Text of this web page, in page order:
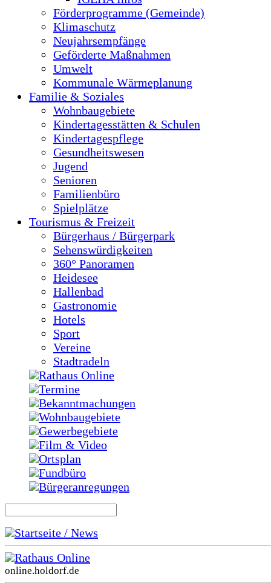
Förderprogramme (Gemeinde)
Klimaschutz
Neujahrsempfänge
Geförderte Maßnahmen
Umwelt
Kommunale Wärmeplanung
Familie & Soziales
Wohnbaugebiete
Kindertagesstätten & Schulen
Kindertagespflege
Gesundheitswesen
Jugend
Senioren
Familienbüro
Spielplätze
Tourismus & Freizeit
Bürgerhaus / Bürgerpark
Sehenswürdigkeiten
360° Panoramen
Heidesee
Hallenbad
Gastronomie
Hotels
Sport
Vereine
Stadtradeln
Rathaus Online
Termine
Bekanntmachungen
Wohnbaugebiete
Gewerbegebiete
Film & Video
Ortsplan
Fundbüro
Bürgeranregungen
Startseite / News
Rathaus Online
online.holdorf.de